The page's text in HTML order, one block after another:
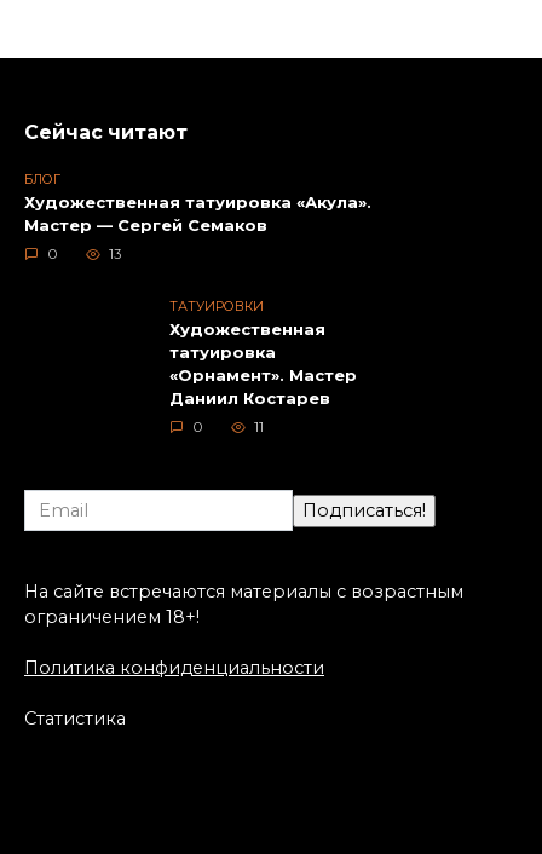
Сейчас читают
БЛОГ
Художественная татуировка «Акула».
Мастер — Сергей Семаков
0 13
ТАТУИРОВКИ
Художественная
татуировка
«Орнамент». Мастер
Даниил Костарев
0 11
На сайте встречаются материалы с возрастным
ограничением 18+!
Политика конфиденциальности
Статистика